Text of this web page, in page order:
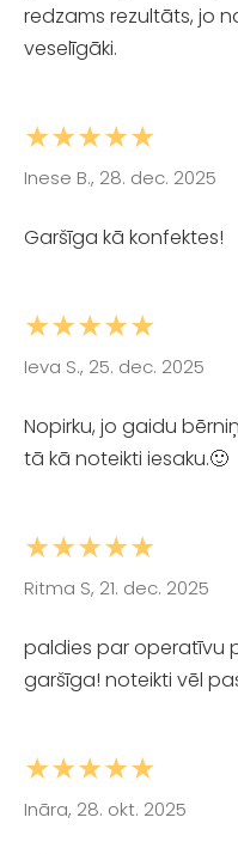
redzams rezultāts, jo
veselīgāki.
★★★★★
Inese B., 28. dec. 2025
Garšīga kā konfektes!
★★★★★
Ieva S., 25. dec. 2025
Nopirku, jo gaidu
tā kā noteikti iesaku.🙂
★★★★★
Ritma S, 21. dec. 2025
paldies par operatīvu
garšīga! noteikti vēl
★★★★★
Ināra, 28. okt. 2025